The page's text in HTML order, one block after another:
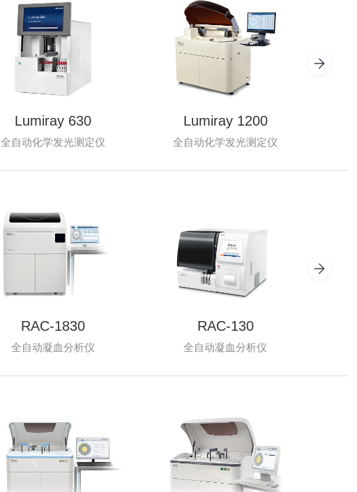
Lumiray 630
全自动化学发光测定仪
Lumiray 1200
全自动化学发光测定仪
RAC-1830
全自动凝血分析仪
RAC-130
全自动凝血分析仪